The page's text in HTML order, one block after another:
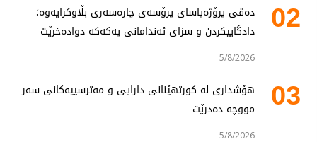
02
دەقی پرۆژەیاسای پرۆسەی چارەسەری بڵاوکرایەوە؛
دادگاییکردن و سزای ئەندامانی پەکەکە دوادەخرێت
5/8/2026
03
هۆشداری لە کورتهێنانی دارایی و مەترسییەکانی سەر
مووچە دەدرێت
5/8/2026